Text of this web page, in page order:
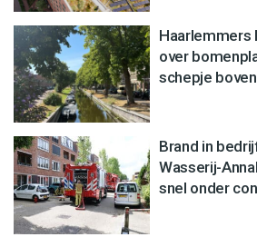
Haarlemmers
over
schepje
Brand in
Wasserij-
snel onder